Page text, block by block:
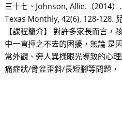
三十七、Johnson, Allie.（2014
Texas Monthly, 42(6), 128-128.
【課程簡介】 對許多家長而言，
中一直揮之不去的困擾，無論 是
常外觀、旁人異樣眼光導致的心
痛症狀/骨盆歪斜/長短腳等問題，